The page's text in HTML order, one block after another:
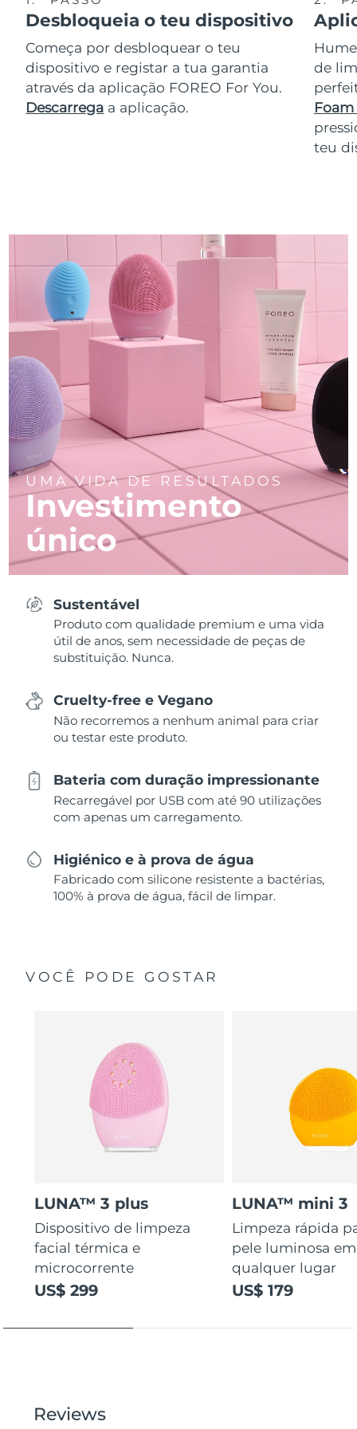
Desbloqueia o teu dispositivo
Começa por desbloquear o teu
dispositivo e registar a tua garantia
através da aplicação FOREO For You.
Descarrega a aplicação.
de
Foam
teu
UMA VIDA DE RESULTADOS
Investimento
único
Sustentável
Produto com qualidade premium e uma vida
útil de anos, sem necessidade de peças de
substituição. Nunca.
Cruelty-free e Vegano
Não recorremos a nenhum animal para criar
ou testar este produto.
Bateria com duração impressionante
Recarregável por USB com até 90 utilizações
com apenas um carregamento.
Higiénico e à prova de água
Fabricado com silicone resistente a bactérias,
100% à prova de água, fácil de limpar.
VOCÊ PODE GOSTAR
LUNA™ 3 plus
Dispositivo de limpeza
facial térmica e
microcorrente
US$ 299
LUNA™ mini 3
Limpeza rápida
pele luminosa em
qualquer lugar
US$ 179